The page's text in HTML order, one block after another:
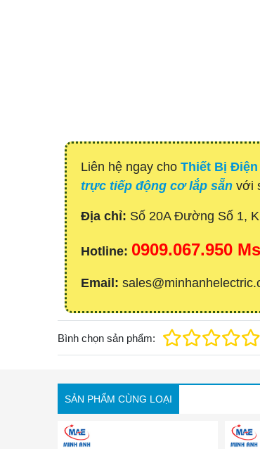
Liên hệ ngay cho Thiết Bị Điện
trực tiếp động cơ lắp sẵn với
Địa chỉ: Số 20A Đường Số 1,
Hotline: 0909.067.950
Email:
Bình chọn sản phẩm:
SẢN PHẨM CÙNG LOẠI